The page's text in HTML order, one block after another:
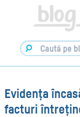
Factureaza.ro
Evidența
facturi